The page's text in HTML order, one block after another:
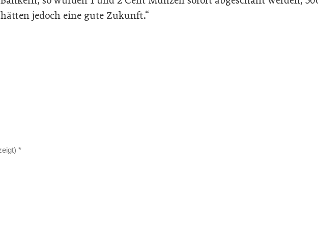
hätten jedoch eine gute Zukunft.“